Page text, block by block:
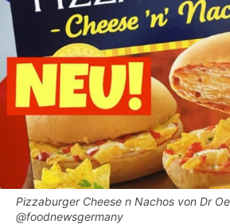
Pizzaburger Cheese n Nachos von Dr
@foodnewsgermany